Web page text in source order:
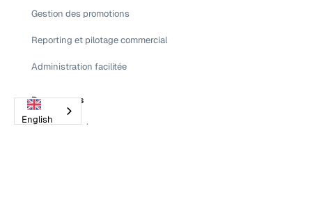
Gestion des promotions
Reporting et pilotage commercial
Administration facilitée
Nos cas clients
Ressources
English